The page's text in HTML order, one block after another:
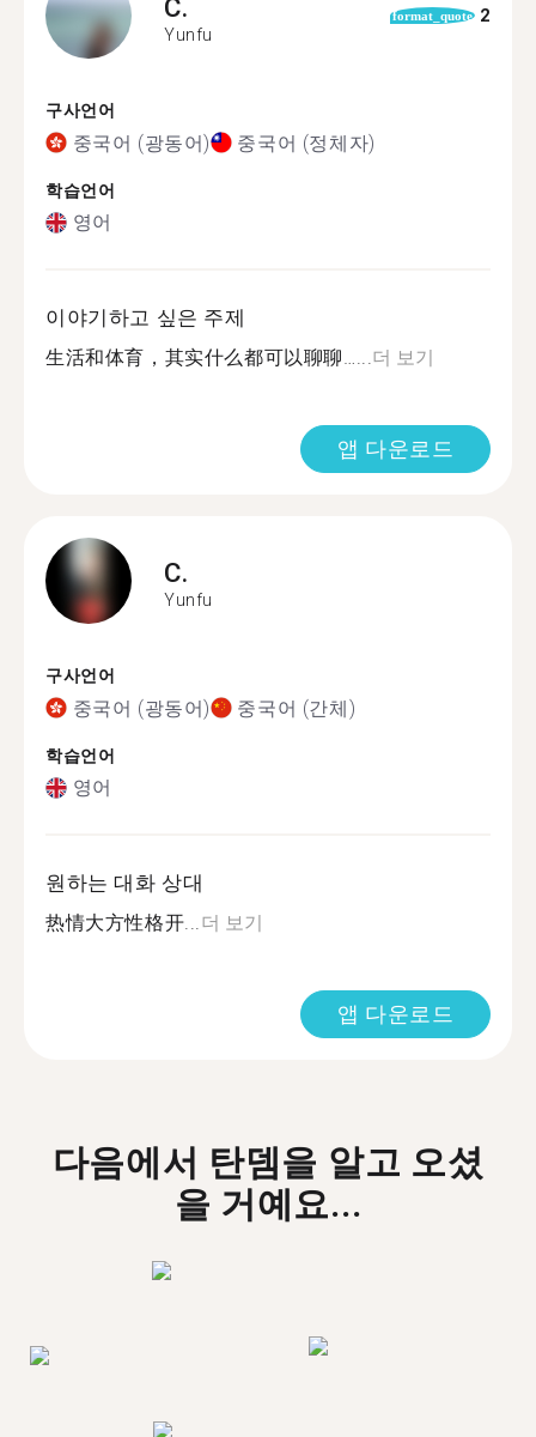
C.
Yunfu
format_quote 2
구사언어
중국어 (광동어) 중국어 (정체자)
학습언어
영어
이야기하고 싶은 주제
生活和体育，其实什么都可以聊聊…...더 보기
앱 다운로드
C.
Yunfu
구사언어
중국어 (광동어) 중국어 (간체)
학습언어
영어
원하는 대화 상대
热情大方性格开...더 보기
앱 다운로드
다음에서 탄뎀을 알고 오셨
을 거예요...